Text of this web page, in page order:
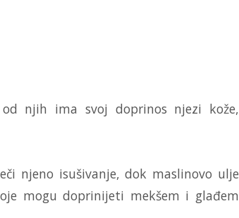
njih ima svoj doprinos njezi kože,
njeno isušivanje, dok maslinovo ulje
mogu doprinijeti mekšem i glađem